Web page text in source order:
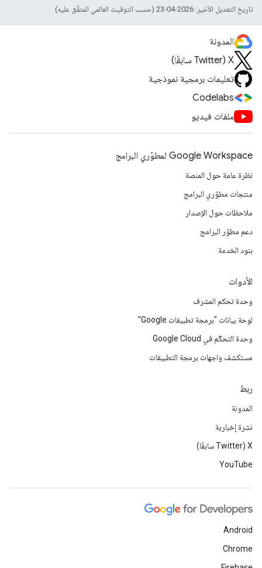
تاريخ التعديل الأخير: 2026-04-23 (حسب التوقيت العالمي المتفَّق عليه)
المدونة
‫X ‏(Twitter سابقًا)
تعليمات برمجية نموذجية
Codelabs
ملفات فيديو
Google Workspace لمطوّري البرامج
نظرة عامة حول المنصة
منتجات مطوّري البرامج
ملاحظات حول الإصدار
دعم مطوّر البرامج
بنود الخدمة
الأدوات
وحدة تحكم المشرف
لوحة بيانات "برمجة تطبيقات Google"
وحدة التحكّم في Google Cloud
مستكشف واجهات برمجة التطبيقات
ربط
المدونة
نشرة إخبارية
‫X ‏(Twitter سابقًا)
YouTube
Android
Chrome